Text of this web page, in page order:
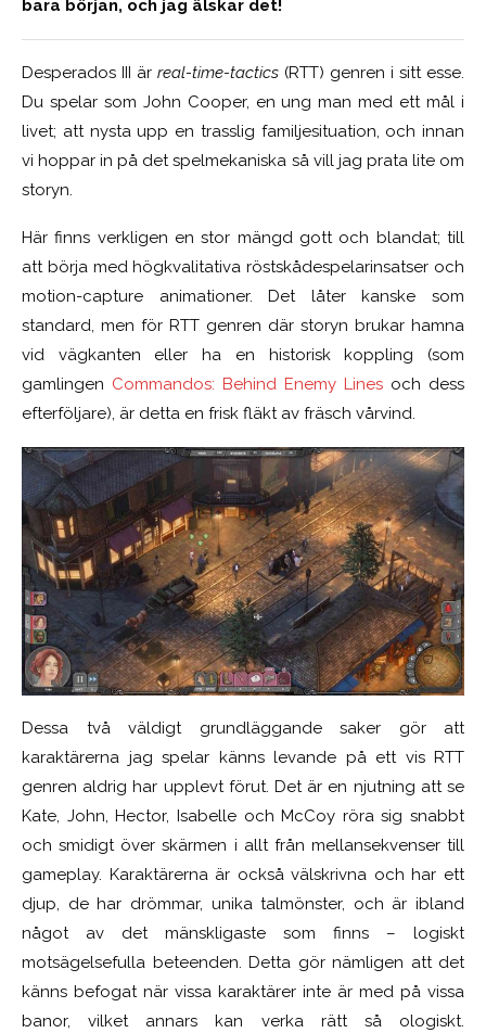
bara början, och jag älskar det!
Desperados III är real-time-tactics (RTT) genren i sitt esse.
Du spelar som John Cooper, en ung man med ett mål i
livet; att nysta upp en trasslig familjesituation, och innan
vi hoppar in på det spelmekaniska så vill jag prata lite om
storyn.
Här finns verkligen en stor mängd gott och blandat; till
att börja med högkvalitativa röstskådespelarinsatser och
motion-capture animationer. Det låter kanske som
standard, men för RTT genren där storyn brukar hamna
vid vägkanten eller ha en historisk koppling (som
gamlingen Commandos: Behind Enemy Lines och dess
efterföljare), är detta en frisk fläkt av fräsch vårvind.
Dessa två väldigt grundläggande saker gör att
karaktärerna jag spelar känns levande på ett vis RTT
genren aldrig har upplevt förut. Det är en njutning att se
Kate, John, Hector, Isabelle och McCoy röra sig snabbt
och smidigt över skärmen i allt från mellansekvenser till
gameplay. Karaktärerna är också välskrivna och har ett
djup, de har drömmar, unika talmönster, och är ibland
något av det mänskligaste som finns – logiskt
motsägelsefulla beteenden. Detta gör nämligen att det
känns befogat när vissa karaktärer inte är med på vissa
banor, vilket annars kan verka rätt så ologiskt.